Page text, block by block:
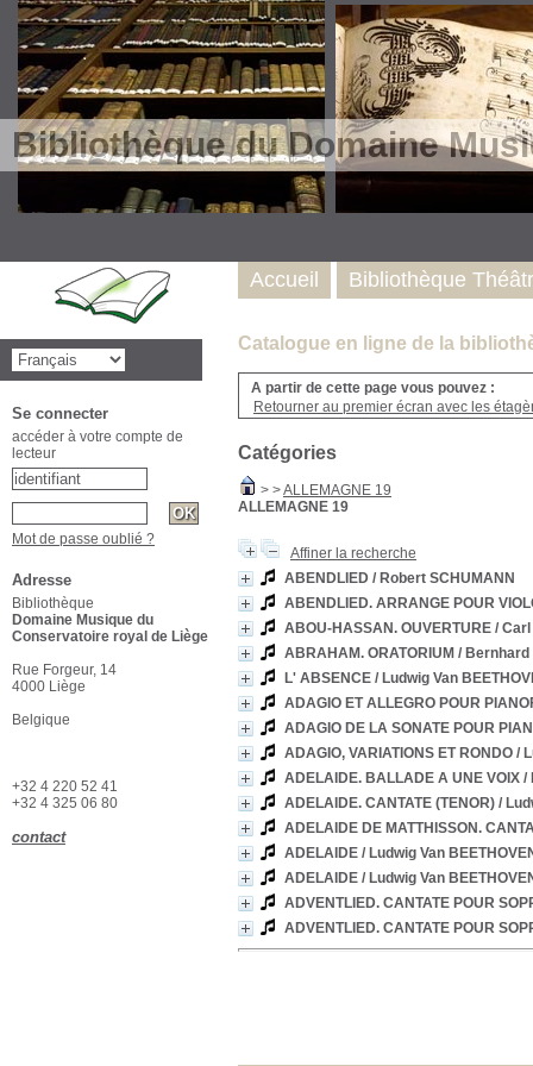
Bibliothèque du Domaine
Catalogue en ligne de la
A partir de cette page vous pouvez :
Retourner au premier écran avec les
Catégories
> >ALLEMAGNE 19
ALLEMAGNE 19
Affiner la recherche
ABENDLIED / Robert SCHUMANN
ABENDLIED. ARRANGE POUR
ABOU-HASSAN. OUVERTURE / Carl
ABRAHAM. ORATORIUM / Bernhard
L' ABSENCE / Ludwig Van
ADAGIO ET ALLEGRO POUR
ADAGIO DE LA SONATE POUR
ADAGIO, VARIATIONS ET RONDO /
ADELAIDE. BALLADE A UNE VOIX /
ADELAIDE. CANTATE (TENOR) /
ADELAIDE DE MATTHISSON.
ADELAIDE / Ludwig Van
ADELAIDE / Ludwig Van
ADVENTLIED. CANTATE POUR
ADVENTLIED. CANTATE POUR
Accueil Bibliothèque
Se connecter
accéder à votre compte de
lecteur
Mot de passe oublié ?
Adresse
Bibliothèque
Domaine Musique du
Conservatoire royal de Liège
Rue Forgeur, 14
4000 Liège
Belgique
+32 4 220 52 41
+32 4 325 06 80
contact